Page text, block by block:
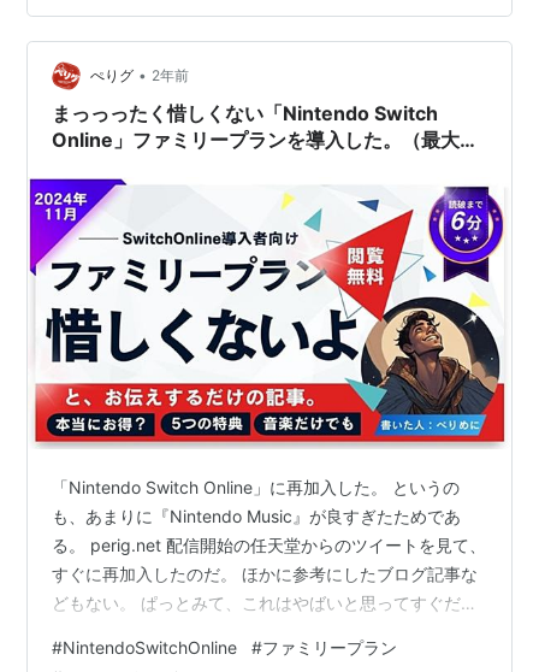
いてくれ〉 11月18日㈪〈まっっったく惜しくない
「Nintendo Switch Online」ファミリー…
ぺりグ • 2年前
まっっったく惜しくない「Nintendo Switch
Online」ファミリープランを導入した。（最大8
「Nintendo Switch Online」に再加入した。 というの
も、あまりに『Nintendo Music』が良すぎたためであ
る。 perig.net 配信開始の任天堂からのツイートを見て、
すぐに再加入したのだ。 ほかに参考にしたブログ記事な
どもない。 ぱっとみて、これはやばいと思ってすぐだっ
テンドースイッチ 5つの基本サービスだけでも元が取れ
#NintendoSwitchOnline #ファミリープラン